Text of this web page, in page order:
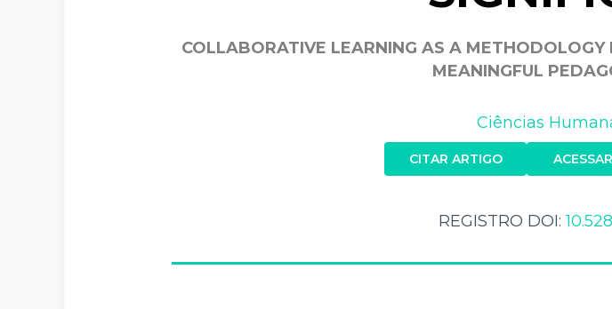
COLLABORATIVE LEARNING AS A
MEANINGFUL
Ciências
CITAR ARTIGO
REGISTRO DOI: